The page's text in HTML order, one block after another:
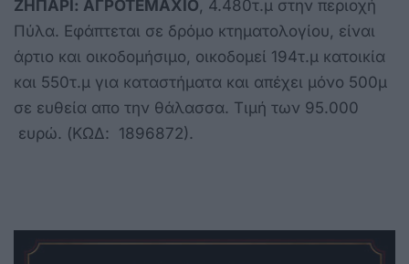
ΖΗΠΑΡΙ: ΑΓΡΟΤΕΜΑΧΙΟ , 4.480τ.μ στην περιοχή
Πύλα. Εφάπτεται σε δρόμο κτηματολογίου, είναι
άρτιο και οικοδομήσιμο, οικοδομεί 194τ.μ κατοικία
και 550τ.μ για καταστήματα και απέχει μόνο 500μ
σε ευθεία απο την θάλασσα. Τιμή των 95.000
ευρώ. (ΚΩΔ: 1896872).